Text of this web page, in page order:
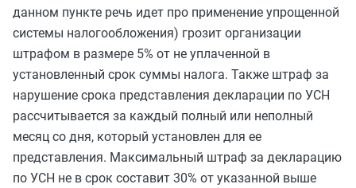
данном пункте речь идет про применение упрощенной
системы налогообложения) грозит организации
штрафом в размере 5% от не уплаченной в
установленный срок суммы налога. Также штраф за
нарушение срока представления декларации по УСН
рассчитывается за каждый полный или неполный
месяц со дня, который установлен для ее
представления. Максимальный штраф за декларацию
по УСН не в срок составит 30% от указанной выше